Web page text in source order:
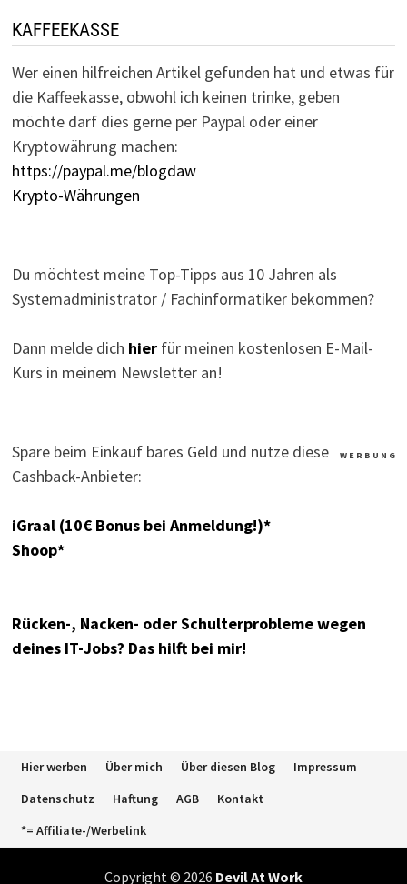
KAFFEEKASSE
Wer einen hilfreichen Artikel gefunden hat und etwas für
die Kaffeekasse, obwohl ich keinen trinke, geben
möchte darf dies gerne per Paypal oder einer
Kryptowährung machen:
https://paypal.me/blogdaw
Krypto-Währungen
Du möchtest meine Top-Tipps aus 10 Jahren als
Systemadministrator / Fachinformatiker bekommen?
Dann melde dich hierfür meinen kostenlosen E-Mail-
Kurs in meinem Newsletter an!
W E R B U N G
Spare beim Einkauf bares Geld und nutze diese
Cashback-Anbieter:
iGraal (10€ Bonus bei Anmeldung!)*
Shoop*
Rücken-, Nacken- oder Schulterprobleme wegen
deines IT-Jobs? Das hilft bei mir!
Hier werben Über mich Über diesen Blog
Impressum
Datenschutz
Haftung AGB
Kontakt
*= Affiliate-/Werbelink
Copyright © 2026 Devil At Work